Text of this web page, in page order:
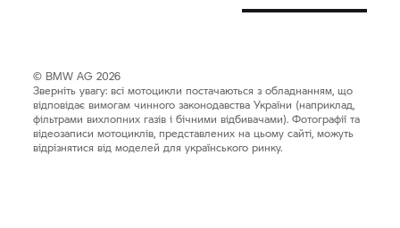
© BMW AG 2026
Зверніть увагу: всі мотоцикли постачаються з обладнанням, що
відповідає вимогам чинного законодавства України (наприклад,
фільтрами вихлопних газів і бічними відбивачами). Фотографії та
відеозаписи мотоциклів, представлених на цьому сайті, можуть
відрізнятися від моделей для українського ринку.